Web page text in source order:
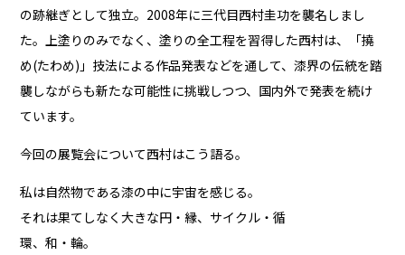
の跡継ぎとして独立。2008年に三代目西村圭功を襲名しまし
た。上塗りのみでなく、塗りの全工程を習得した西村は、「撓
め(たわめ)」技法による作品発表などを通して、漆界の伝統を踏
襲しながらも新たな可能性に挑戦しつつ、国内外で発表を続け
ています。
今回の展覧会について西村はこう語る。
私は自然物である漆の中に宇宙を感じる。
それは果てしなく大きな円・縁、サイクル・循
環、和・輪。